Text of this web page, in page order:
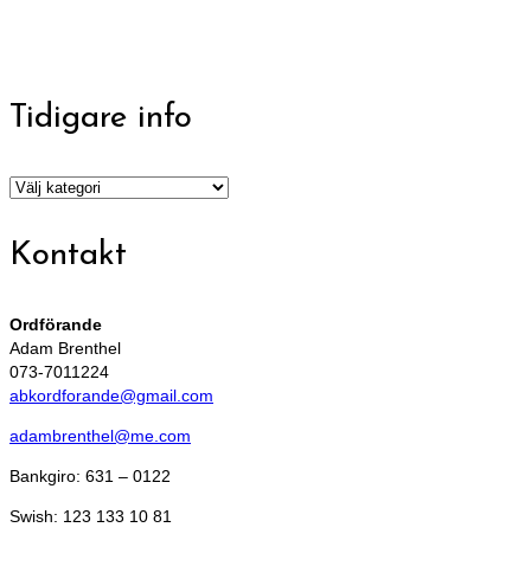
Tidigare info
Tidigare
Kontakt
Ordförande
Adam Brenthel
073-7011224
abkordforande@gmail.com
adambrenthel@me.com
Bankgiro: 631 – 0122
Swish: 123 133 10 81